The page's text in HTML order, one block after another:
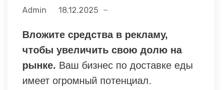
Admin 18.12.2025
Вложите средства в рекламу,
чтобы увеличить свою долю на
рынке. Ваш бизнес по доставке еды
имеет огромный потенциал.